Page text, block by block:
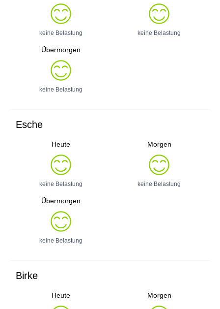
keine Belastung keine Belastung
Übermorgen
keine Belastung
Esche
Heute
keine Belastung
Morgen
keine Belastung
Übermorgen
keine Belastung
Birke
Heute Morgen